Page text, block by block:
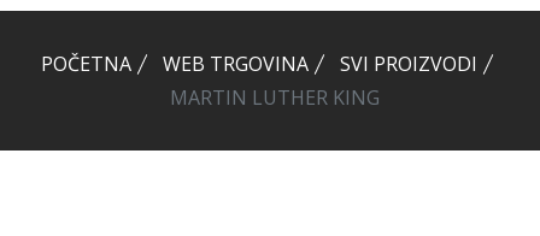
POČETNA WEB TRGOVINA
SVI PROIZVODI
MARTIN LUTHER KING